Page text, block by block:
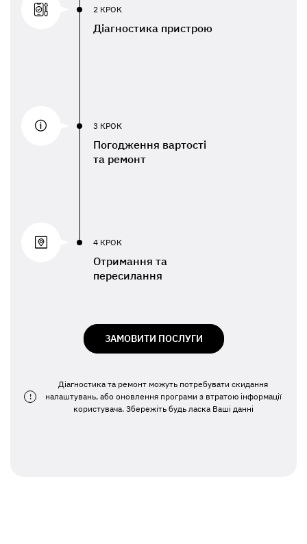
2 КРОК
Діагностика пристрою
3 КРОК
Погодження вартості
та ремонт
4 КРОК
Отримання та
пересилання
ЗАМОВИТИ ПОСЛУГИ
!
Діагностика та ремонт можуть потребувати скидання
налаштувань, або оновлення програми з втратою інформації
користувача. Збережіть будь ласка Ваші данні